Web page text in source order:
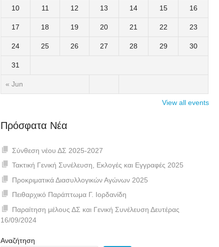
« Jun
10 11 12 13 14 15 16
17 18 19 20 21 22 23
24 25 26 27 28 29 30
31
View all events
Πρόσφατα Νέα
Σύνθεση νέου ΔΣ 2025-2027
Τακτική Γενική Συνέλευση, Εκλογές και Εγγραφές 2025
Προκριματικά Διασυλλογικών Αγώνων 2025
Πειθαρχικό Παράπτωμα Γ. Ιορδανίδη
Παραίτηση μέλους ΔΣ και Γενική Συνέλευση Δευτέρας
16/09/2024
Αναζήτηση